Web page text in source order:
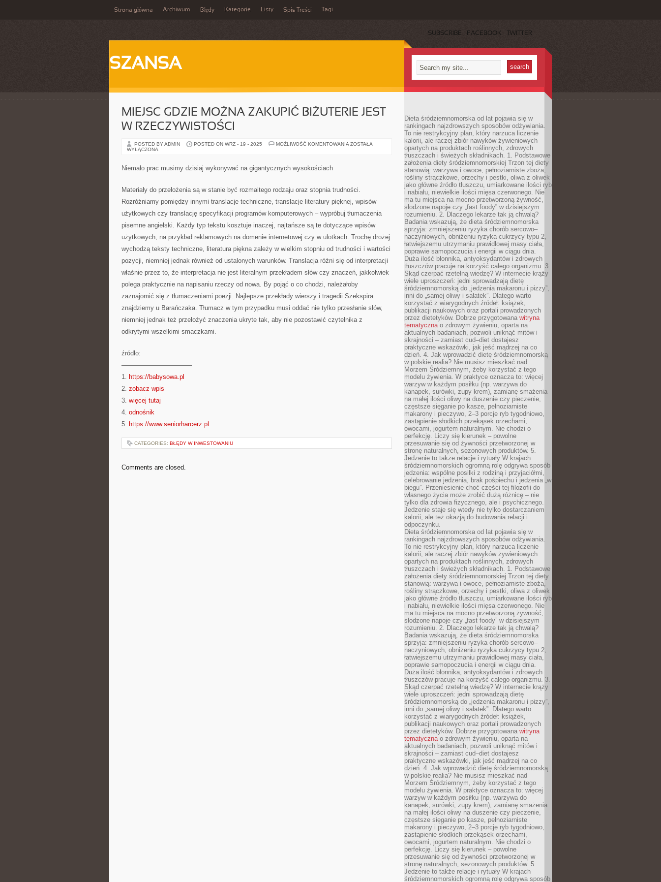
Strona główna Archiwum Błędy Kategorie Listy Spis Treści Tagi
SUBSCRIBE FACEBOOK TWITTER
SZANSA
MIEJSC GDZIE MOŻNA ZAKUPIĆ BIŻUTERIE JEST
W RZECZYWISTOŚCI
POSTED BY ADMIN POSTED ON WRZ - 19 - 2025 MOŻLIWOŚĆ KOMENTOWANIA MIEJSC
ZOSTAŁA
WYŁĄCZONA
Niemało prac musimy dzisiaj wykonywać na gigantycznych wysokościach
Materiały do przełożenia są w stanie być rozmaitego rodzaju oraz stopnia trudności.
Rozróżniamy pomiędzy innymi translacje techniczne, translacje literatury pięknej, wpisów
użytkowych czy translację specyfikacji programów komputerowych – wypróbuj tłumaczenia
pisemne angielski. Każdy typ tekstu kosztuje inaczej, najtańsze są te dotyczące wpisów
użytkowych, na przykład reklamowych na domenie internetowej czy w ulotkach. Trochę drożej
wychodzą teksty techniczne, literatura piękna zależy w wielkim stopniu od trudności i wartości
pozycji, niemniej jednak również od ustalonych warunków. Translacja różni się od interpretacji
właśnie przez to, że interpretacja nie jest literalnym przekładem słów czy znaczeń, jakkolwiek
polega praktycznie na napisaniu rzeczy od nowa. By pojąć o co chodzi, należałoby
zaznajomić się z tłumaczeniami poezji. Najlepsze przekłady wierszy i tragedii Szekspira
znajdziemy u Barańczaka. Tłumacz w tym przypadku musi oddać nie tylko przesłanie słów,
niemniej jednak też przełożyć znaczenia ukryte tak, aby nie pozostawić czytelnika z
odkrytymi wszelkimi smaczkami.
źródło:
———————————
1. https://babysowa.pl
2. zobacz wpis
3. więcej tutaj
4. odnośnik
5. https://www.seniorharcerz.pl
CATEGORIES: BŁĘDY W INWESTOWANIU
Comments are closed.
Dieta śródziemnomorska od lat pojawia się w
rankingach najzdrowszych sposobów odżywiania.
To nie restrykcyjny plan, który narzuca liczenie
kalorii, ale raczej zbiór nawyków żywieniowych
opartych na produktach roślinnych, zdrowych
tłuszczach i świeżych składnikach. 1. Podstawowe
założenia diety śródziemnomorskiej Trzon tej diety
stanowią: warzywa i owoce, pełnoziarniste zboża,
rośliny strączkowe, orzechy i pestki, oliwa z oliwek
jako główne źródło tłuszczu, umiarkowane ilości ryb
i nabiału, niewielkie ilości mięsa czerwonego. Nie
ma tu miejsca na mocno przetworzoną żywność,
słodzone napoje czy „fast foody” w dzisiejszym
rozumieniu. 2. Dlaczego lekarze tak ją chwalą?
Badania wskazują, że dieta śródziemnomorska
sprzyja: zmniejszeniu ryzyka chorób sercowo–
naczyniowych, obniżeniu ryzyka cukrzycy typu 2,
łatwiejszemu utrzymaniu prawidłowej masy ciała,
poprawie samopoczucia i energii w ciągu dnia.
Duża ilość błonnika, antyoksydantów i zdrowych
tłuszczów pracuje na korzyść całego organizmu. 3.
Skąd czerpać rzetelną wiedzę? W internecie krąży
wiele uproszczeń: jedni sprowadzają dietę
śródziemnomorską do „jedzenia makaronu i pizzy”,
inni do „samej oliwy i sałatek”. Dlatego warto
korzystać z wiarygodnych źródeł: książek,
publikacji naukowych oraz portali prowadzonych
przez dietetyków. Dobrze przygotowana witryna
tematycznao zdrowym żywieniu, oparta na
aktualnych badaniach, pozwoli uniknąć mitów i
skrajności – zamiast cud–diet dostajesz
praktyczne wskazówki, jak jeść mądrzej na co
dzień. 4. Jak wprowadzić dietę śródziemnomorską
w polskie realia? Nie musisz mieszkać nad
Morzem Śródziemnym, żeby korzystać z tego
modelu żywienia. W praktyce oznacza to: więcej
warzyw w każdym posiłku (np. warzywa do
kanapek, surówki, zupy krem), zamianę smażenia
na małej ilości oliwy na duszenie czy pieczenie,
częstsze sięganie po kasze, pełnoziarniste
makarony i pieczywo, 2–3 porcje ryb tygodniowo,
zastąpienie słodkich przekąsek orzechami,
owocami, jogurtem naturalnym. Nie chodzi o
perfekcję. Liczy się kierunek – powolne
przesuwanie się od żywności przetworzonej w
stronę naturalnych, sezonowych produktów. 5.
Jedzenie to także relacje i rytuały W krajach
śródziemnomorskich ogromną rolę odgrywa sposób
jedzenia: wspólne posiłki z rodziną i przyjaciółmi,
celebrowanie jedzenia, brak pośpiechu i jedzenia „w
biegu”. Przeniesienie choć części tej filozofii do
własnego życia może zrobić dużą różnicę – nie
tylko dla zdrowia fizycznego, ale i psychicznego.
Jedzenie staje się wtedy nie tylko dostarczaniem
kalorii, ale też okazją do budowania relacji i
odpoczynku.
Dieta śródziemnomorska od lat pojawia się w
rankingach najzdrowszych sposobów odżywiania.
To nie restrykcyjny plan, który narzuca liczenie
kalorii, ale raczej zbiór nawyków żywieniowych
opartych na produktach roślinnych, zdrowych
tłuszczach i świeżych składnikach. 1. Podstawowe
założenia diety śródziemnomorskiej Trzon tej diety
stanowią: warzywa i owoce, pełnoziarniste zboża,
rośliny strączkowe, orzechy i pestki, oliwa z oliwek
jako główne źródło tłuszczu, umiarkowane ilości ryb
i nabiału, niewielkie ilości mięsa czerwonego. Nie
ma tu miejsca na mocno przetworzoną żywność,
słodzone napoje czy „fast foody” w dzisiejszym
rozumieniu. 2. Dlaczego lekarze tak ją chwalą?
Badania wskazują, że dieta śródziemnomorska
sprzyja: zmniejszeniu ryzyka chorób sercowo–
naczyniowych, obniżeniu ryzyka cukrzycy typu 2,
łatwiejszemu utrzymaniu prawidłowej masy ciała,
poprawie samopoczucia i energii w ciągu dnia.
Duża ilość błonnika, antyoksydantów i zdrowych
tłuszczów pracuje na korzyść całego organizmu. 3.
Skąd czerpać rzetelną wiedzę? W internecie krąży
wiele uproszczeń: jedni sprowadzają dietę
śródziemnomorską do „jedzenia makaronu i pizzy”,
inni do „samej oliwy i sałatek”. Dlatego warto
korzystać z wiarygodnych źródeł: książek,
publikacji naukowych oraz portali prowadzonych
przez dietetyków. Dobrze przygotowana witryna
tematycznao zdrowym żywieniu, oparta na
aktualnych badaniach, pozwoli uniknąć mitów i
skrajności – zamiast cud–diet dostajesz
praktyczne wskazówki, jak jeść mądrzej na co
dzień. 4. Jak wprowadzić dietę śródziemnomorską
w polskie realia? Nie musisz mieszkać nad
Morzem Śródziemnym, żeby korzystać z tego
modelu żywienia. W praktyce oznacza to: więcej
warzyw w każdym posiłku (np. warzywa do
kanapek, surówki, zupy krem), zamianę smażenia
na małej ilości oliwy na duszenie czy pieczenie,
częstsze sięganie po kasze, pełnoziarniste
makarony i pieczywo, 2–3 porcje ryb tygodniowo,
zastąpienie słodkich przekąsek orzechami,
owocami, jogurtem naturalnym. Nie chodzi o
perfekcję. Liczy się kierunek – powolne
przesuwanie się od żywności przetworzonej w
stronę naturalnych, sezonowych produktów. 5.
Jedzenie to także relacje i rytuały W krajach
śródziemnomorskich ogromną rolę odgrywa sposób